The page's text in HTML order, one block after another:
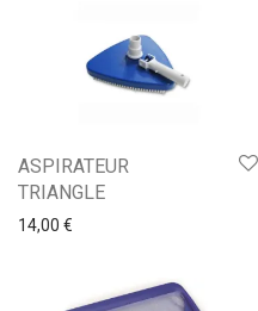
ASPIRATEUR
TRIANGLE
14,00 €